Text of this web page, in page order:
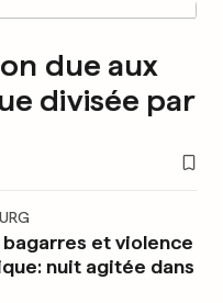
due aux
divisée par
bagarres et violence
nuit agitée dans